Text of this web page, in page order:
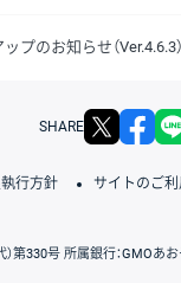
のお知らせ（Ver.4.6.3）
SHARE X
行方針 サイトのご
第330号 所属銀行：GMOあ